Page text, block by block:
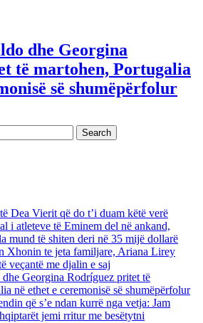
dhe Georgina
të martohen, Portugalia
së shumëpërfolur
Dea Vierit që do t’i duam këtë verë
i atleteve të Eminem del në ankand,
mund të shiten deri në 35 mijë dollarë
Xhonin te jeta familjare, Ariana Lirey
veçantë me djalin e saj
Georgina Rodríguez pritet të
në ethet e ceremonisë së shumëpërfolur
që s’e ndan kurrë nga vetja: Jam
jemi rritur me besëtytni